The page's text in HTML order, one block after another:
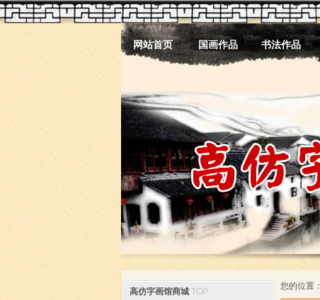
网站首页 国画作品 书法作品
高仿字画馆商城 TOP
您的位置：